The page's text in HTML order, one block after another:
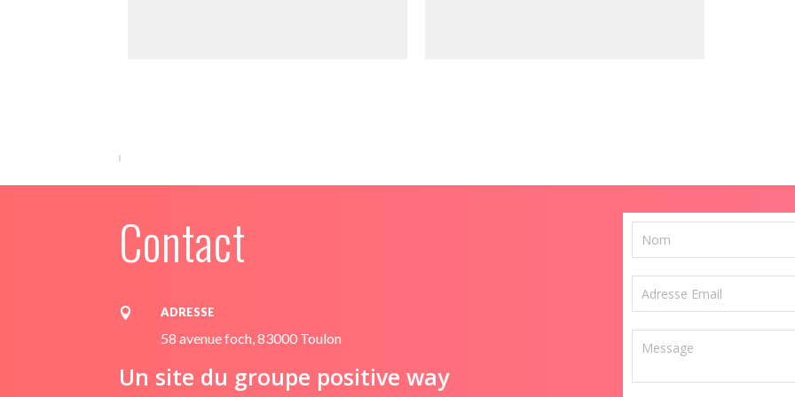
Contact
 ADRESSE
58 avenue foch, 83000 Toulon
Un site du groupe positive way